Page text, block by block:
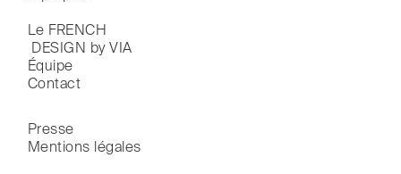
Le FRENCH
DESIGN by VIA
Équipe
Contact
Presse
Mentions légales